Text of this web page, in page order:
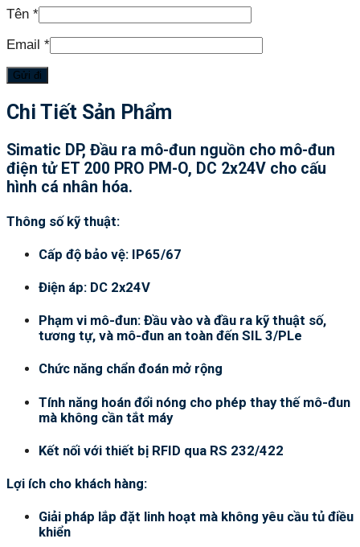
Tên *
Email *
Chi Tiết Sản Phẩm
Simatic DP, Đầu ra mô-đun nguồn cho mô-đun
điện tử ET 200 PRO PM-O, DC 2x24V cho cấu
hình cá nhân hóa.
Thông số kỹ thuật:
Cấp độ bảo vệ: IP65/67
Điện áp: DC 2x24V
Phạm vi mô-đun: Đầu vào và đầu ra kỹ thuật số,
tương tự, và mô-đun an toàn đến SIL 3/PLe
Chức năng chẩn đoán mở rộng
Tính năng hoán đổi nóng cho phép thay thế mô-đun
mà không cần tắt máy
Kết nối với thiết bị RFID qua RS 232/422
Lợi ích cho khách hàng:
Giải pháp lắp đặt linh hoạt mà không yêu cầu tủ điều
khiển